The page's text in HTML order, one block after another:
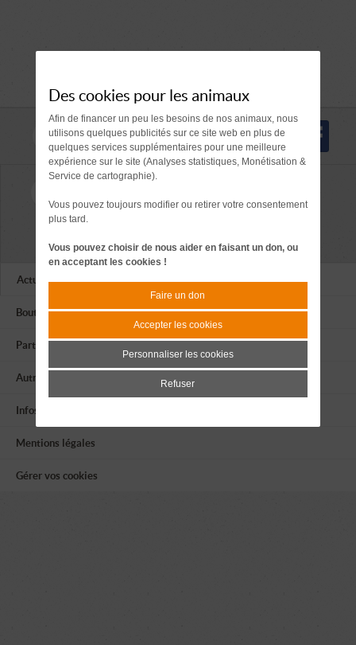
Nous suivre
Tél. 04 76 77 20 06
38420 LE VERSOUD
Actualités
Boutique
Partenaires
Autres associations
Infos utiles
Mentions légales
Gérer vos cookies
Des cookies pour les animaux
Afin de financer un peu les besoins de nos animaux, nous
utilisons quelques publicités sur ce site web en plus de
quelques services supplémentaires pour une meilleure
expérience sur le site (Analyses statistiques, Monétisation &
Service de cartographie).
Vous pouvez toujours modifier ou retirer votre consentement
plus tard.
Vous pouvez choisir de nous aider en faisant un don, ou
en acceptant les cookies !
Faire un don
Accepter les cookies
Personnaliser les cookies
Refuser